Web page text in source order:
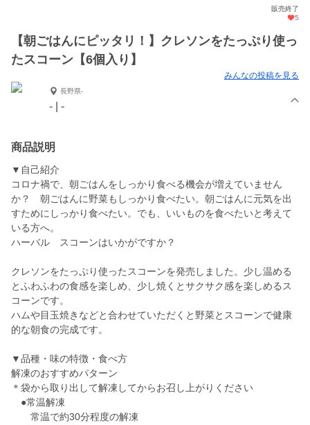
販売終了
5
【朝ごはんにピッタリ！】クレソンをたっぷり使っ
たスコーン【6個入り】
みんなの投稿を見る
長野県-
- | -
商品説明
▼自己紹介
コロナ禍で、朝ごはんをしっかり食べる機会が増えていません
か？ 朝ごはんに野菜もしっかり食べたい。朝ごはんに元気を出
すためにしっかり食べたい。でも、いいものを食べたいと考えて
いる方へ。
ハーバル スコーンはいかがですか？
クレソンをたっぷり使ったスコーンを発売しました。少し温める
とふわふわの食感を楽しめ、少し焼くとサクサク感を楽しめるス
コーンです。
ハムや目玉焼きなどと合わせていただくと野菜とスコーンで健康
的な朝食の完成です。
▼品種・味の特徴・食べ方
解凍のおすすめパターン
＊袋から取り出して解凍してからお召し上がりください
●常温解凍
常温で約30分程度の解凍